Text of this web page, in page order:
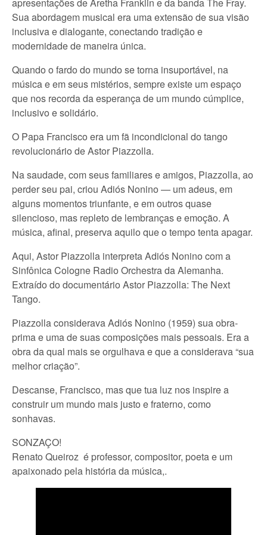
Sua abordagem musical era uma extensão de sua visão
inclusiva e dialogante, conectando tradição e
modernidade de maneira única.
Quando o fardo do mundo se torna insuportável, na
música e em seus mistérios, sempre existe um espaço
que nos recorda da esperança de um mundo cúmplice,
inclusivo e solidário.
O Papa Francisco era um fã incondicional do tango
revolucionário de Astor Piazzolla.
Na saudade, com seus familiares e amigos, Piazzolla, ao
perder seu pai, criou Adiós Nonino — um adeus, em
alguns momentos triunfante, e em outros quase
silencioso, mas repleto de lembranças e emoção. A
música, afinal, preserva aquilo que o tempo tenta apagar.
Aqui, Astor Piazzolla interpreta Adiós Nonino com a
Sinfônica Cologne Radio Orchestra da Alemanha.
Extraído do documentário Astor Piazzolla: The Next
Tango.
Piazzolla considerava Adiós Nonino (1959) sua obra-
prima e uma de suas composições mais pessoais. Era a
obra da qual mais se orgulhava e que a considerava “sua
melhor criação”.
Descanse, Francisco, mas que tua luz nos inspire a
construir um mundo mais justo e fraterno, como
sonhavas.
SONZAÇO!
Renato Queiroz é professor, compositor, poeta e um
apaixonado pela história da música,.